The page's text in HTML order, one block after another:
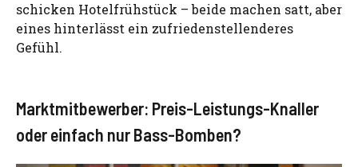
schicken Hotelfrühstück – beide machen satt, aber
eines hinterlässt ein zufriedenstellenderes
Gefühl.
Marktmitbewerber: Preis-Leistungs-Knaller
oder einfach nur Bass-Bomben?